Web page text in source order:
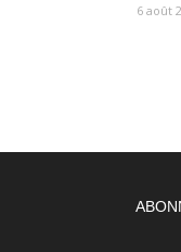
6 août